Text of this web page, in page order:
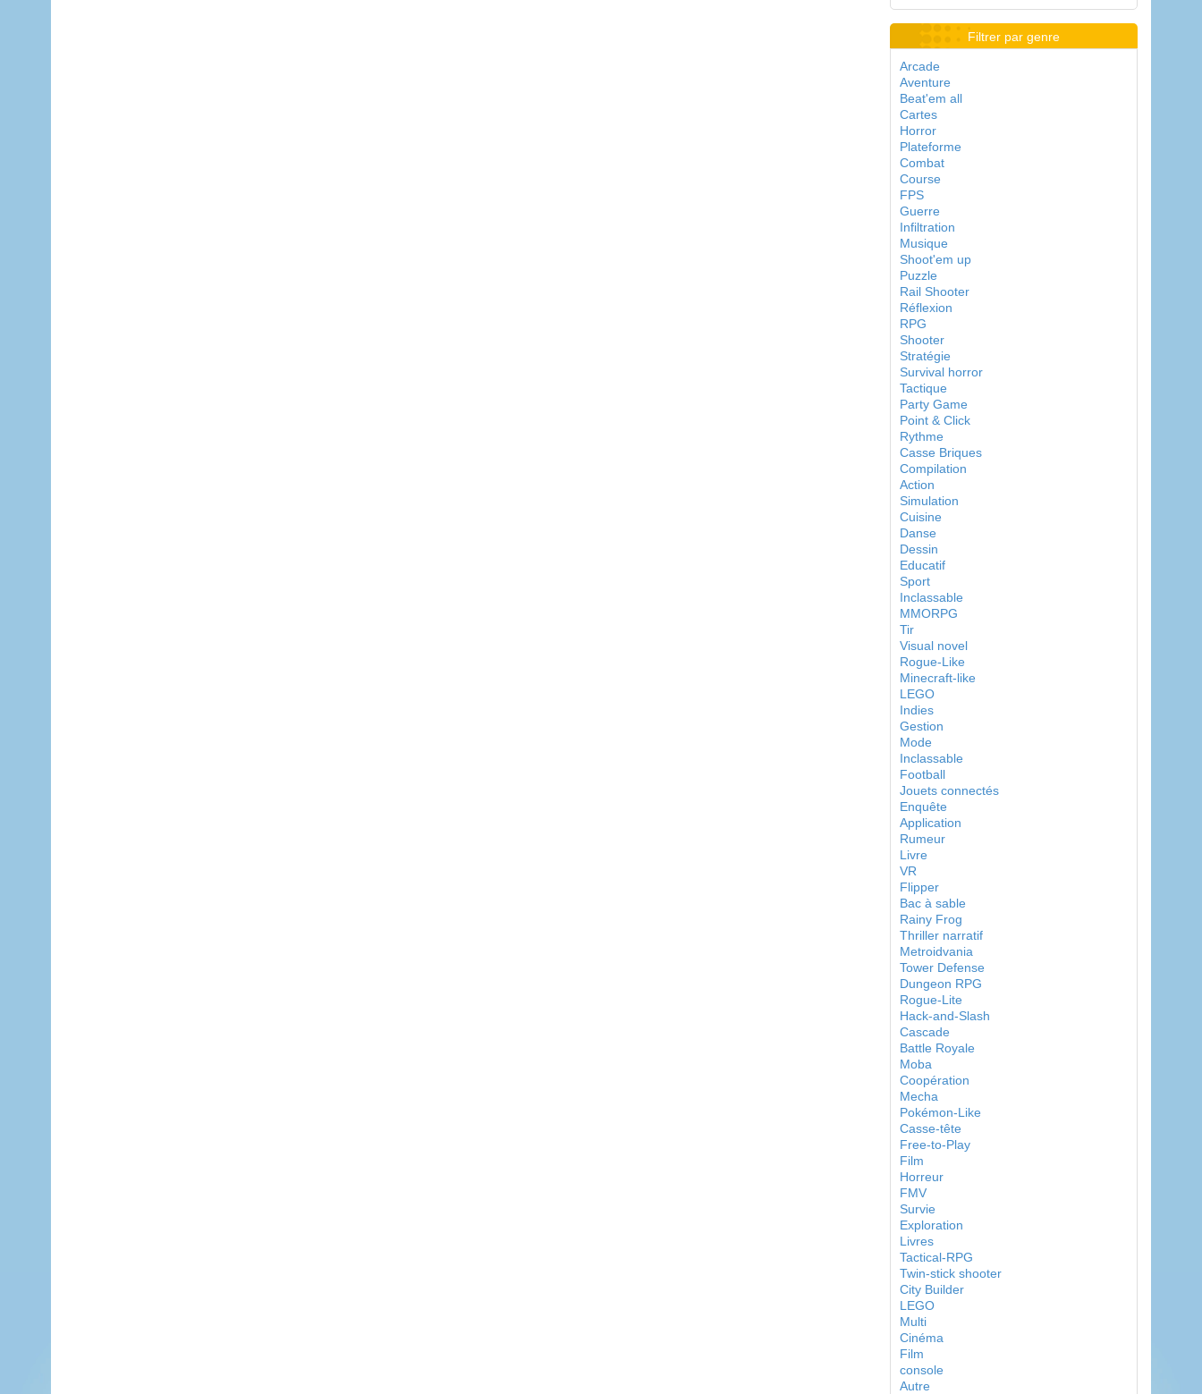
Filtrer par genre
Arcade
Aventure
Beat'em all
Cartes
Horror
Plateforme
Combat
Course
FPS
Guerre
Infiltration
Musique
Shoot'em up
Puzzle
Rail Shooter
Réflexion
RPG
Shooter
Stratégie
Survival horror
Tactique
Party Game
Point & Click
Rythme
Casse Briques
Compilation
Action
Simulation
Cuisine
Danse
Dessin
Educatif
Sport
Inclassable
MMORPG
Tir
Visual novel
Rogue-Like
Minecraft-like
LEGO
Indies
Gestion
Mode
Inclassable
Football
Jouets connectés
Enquête
Application
Rumeur
Livre
VR
Flipper
Bac à sable
Rainy Frog
Thriller narratif
Metroidvania
Tower Defense
Dungeon RPG
Rogue-Lite
Hack-and-Slash
Cascade
Battle Royale
Moba
Coopération
Mecha
Pokémon-Like
Casse-tête
Free-to-Play
Film
Horreur
FMV
Survie
Exploration
Livres
Tactical-RPG
Twin-stick shooter
City Builder
LEGO
Multi
Cinéma
Film
console
Autre